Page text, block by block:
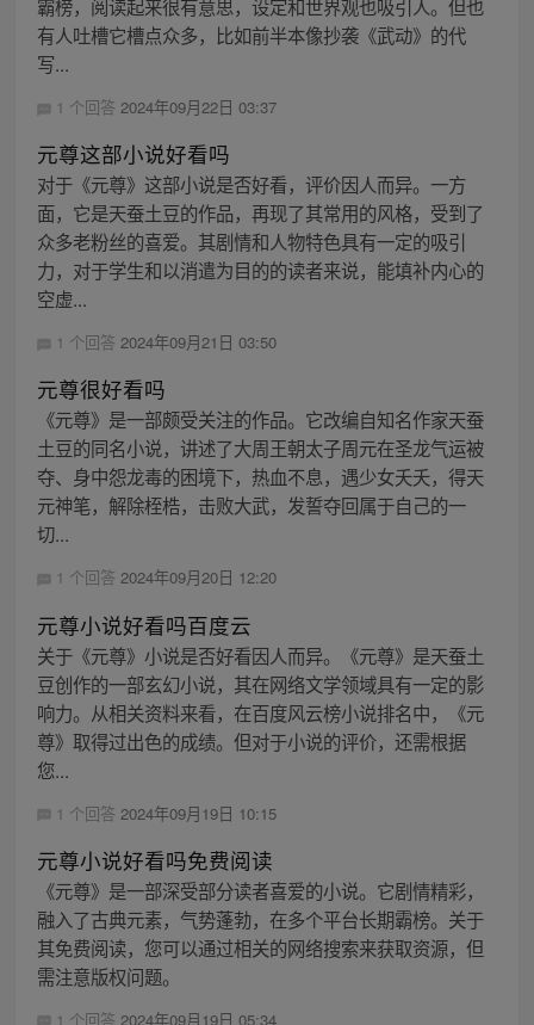
霸榜，阅读起来很有意思，设定和世界观也吸引人。但也
有人吐槽它槽点众多，比如前半本像抄袭《武动》的代
写...
1 个回答 2024年09月22日 03:37
元尊这部小说好看吗
对于《元尊》这部小说是否好看，评价因人而异。一方
面，它是天蚕土豆的作品，再现了其常用的风格，受到了
众多老粉丝的喜爱。其剧情和人物特色具有一定的吸引
力，对于学生和以消遣为目的的读者来说，能填补内心的
空虚...
1 个回答 2024年09月21日 03:50
元尊很好看吗
《元尊》是一部颇受关注的作品。它改编自知名作家天蚕
土豆的同名小说，讲述了大周王朝太子周元在圣龙气运被
夺、身中怨龙毒的困境下，热血不息，遇少女夭夭，得天
元神笔，解除桎梏，击败大武，发誓夺回属于自己的一
切...
1 个回答 2024年09月20日 12:20
元尊小说好看吗百度云
关于《元尊》小说是否好看因人而异。《元尊》是天蚕土
豆创作的一部玄幻小说，其在网络文学领域具有一定的影
响力。从相关资料来看，在百度风云榜小说排名中，《元
尊》取得过出色的成绩。但对于小说的评价，还需根据
您...
1 个回答 2024年09月19日 10:15
元尊小说好看吗免费阅读
《元尊》是一部深受部分读者喜爱的小说。它剧情精彩，
融入了古典元素，气势蓬勃，在多个平台长期霸榜。关于
其免费阅读，您可以通过相关的网络搜索来获取资源，但
需注意版权问题。
1 个回答 2024年09月19日 05:34